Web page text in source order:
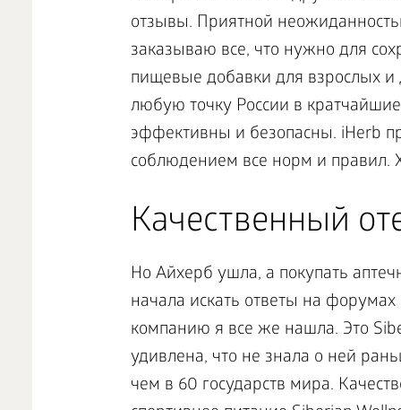
отзывы. Приятной
заказываю все, что нужно для
пищевые добавки для взрослых и
любую точку России в
эффективны и безопасны. iHerb
соблюдением все норм и правил.
Качественный
Но Айхерб ушла, а покупать
начала искать ответы на
компанию я все же нашла. Это
удивлена, что не знала о ней
чем в 60 государств мира.